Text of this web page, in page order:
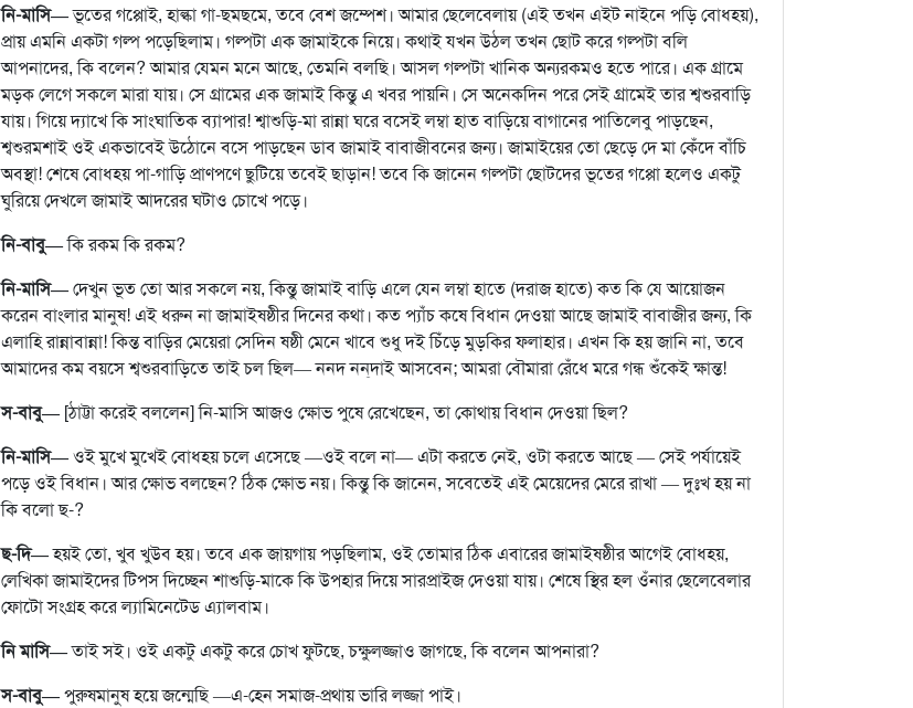
নি-মাসি—ভূতের গপ্পোই, হাল্কা গা-ছমছমে, তবে বেশ জম্পেশ। আমার ছেলেবেলায় (এই তখন এইট নাইনে পড়ি বোধহয়),
প্রায় এমনি একটা গল্প পড়েছিলাম। গল্পটা এক জামাইকে নিয়ে। কথাই যখন উঠল তখন ছোট করে গল্পটা বলি
আপনাদের, কি বলেন? আমার যেমন মনে আছে, তেমনি বলছি। আসল গল্পটা খানিক অন্যরকমও হতে পারে। এক গ্রামে
মড়ক লেগে সকলে মারা যায়। সে গ্রামের এক জামাই কিন্তু এ খবর পায়নি। সে অনেকদিন পরে সেই গ্রামেই তার শ্বশুরবাড়ি
যায়। গিয়ে দ্যাখে কি সাংঘাতিক ব্যাপার! শ্বাশুড়ি-মা রান্না ঘরে বসেই লম্বা হাত বাড়িয়ে বাগানের পাতিলেবু পাড়ছেন,
শ্বশুরমশাই ওই একভাবেই উঠোনে বসে পাড়ছেন ডাব জামাই বাবাজীবনের জন্য। জামাইয়ের তো ছেড়ে দে মা কেঁদে বাঁচি
অবস্থা! শেষে বোধহয় পা-গাড়ি প্রাণপণে ছুটিয়ে তবেই ছাড়ান! তবে কি জানেন গল্পটা ছোটদের ভূতের গপ্পো হলেও একটু
ঘুরিয়ে দেখলে জামাই আদরের ঘটাও চোখে পড়ে।
নি-বাবু—কি রকম কি রকম?
নি-মাসি—দেখুন ভূত তো আর সকলে নয়, কিন্তু জামাই বাড়ি এলে যেন লম্বা হাতে (দরাজ হাতে) কত কি যে আয়োজন
করেন বাংলার মানুষ! এই ধরুন না জামাইষষ্ঠীর দিনের কথা। কত প্যাঁচ কষে বিধান দেওয়া আছে জামাই বাবাজীর জন্য, কি
এলাহি রান্নাবান্না! কিন্ত বাড়ির মেয়েরা সেদিন ষষ্ঠী মেনে খাবে শুধু দই চিঁড়ে মুড়কির ফলাহার। এখন কি হয় জানি না, তবে
আমাদের কম বয়সে শ্বশুরবাড়িতে তাই চল ছিল— ননদ নন্‌দাই আসবেন; আমরা বৌমারা রেঁধে মরে গন্ধ শুঁকেই ক্ষান্ত!
স-বাবু—[ঠাট্টা করেই বললেন] নি-মাসি আজও ক্ষোভ পুষে রেখেছেন, তা কোথায় বিধান দেওয়া ছিল?
নি-মাসি—ওই মুখে মুখেই বোধহয় চলে এসেছে —ওই বলে না— এটা করতে নেই, ওটা করতে আছে — সেই পর্যায়েই
পড়ে ওই বিধান। আর ক্ষোভ বলছেন? ঠিক ক্ষোভ নয়। কিন্তু কি জানেন, সবেতেই এই মেয়েদের মেরে রাখা — দুঃখ হয় না
কি বলো ছ-?
ছ-দি—হয়ই তো, খুব খুউব হয়। তবে এক জায়গায় পড়ছিলাম, ওই তোমার ঠিক এবারের জামাইষষ্ঠীর আগেই বোধহয়,
লেখিকা জামাইদের টিপস দিচ্ছেন শাশুড়ি-মাকে কি উপহার দিয়ে সারপ্রাইজ দেওয়া যায়। শেষে স্থির হল ওঁনার ছেলেবেলার
ফোটো সংগ্রহ করে ল্যামিনেটেড এ্যালবাম।
নি মাসি—তাই সই। ওই একটু একটু করে চোখ ফুটছে, চক্ষুলজ্জাও জাগছে, কি বলেন আপনারা?
স-বাবু—পুরুষমানুষ হয়ে জন্মেছি —এ-হেন সমাজ-প্রথায় ভারি লজ্জা পাই।